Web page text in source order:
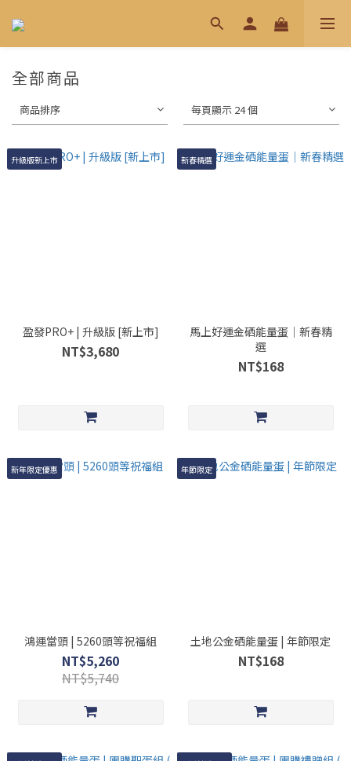
全部商品
商品排序 每頁顯示 24 個
升級版新上市
盈發PRO+ | 升級版 [新上市]
NT$3,680
新春精選
馬上好運金硒能量蛋｜新春精
選
NT$168
新年限定優惠
鴻運當頭 | 5260頭等祝福組
NT$5,260
NT$5,740
年節限定
土地公金硒能量蛋 | 年節限定
NT$168